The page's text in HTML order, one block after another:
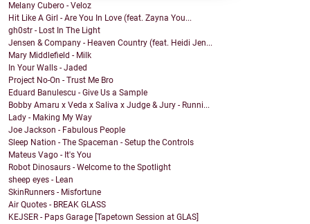
Melany Cubero - Veloz
Hit Like A Girl - Are You In Love (feat. Zayna You...
gh0str - Lost In The Light
Jensen & Company - Heaven Country (feat. Heidi Jen...
Mary Middlefield - Milk
In Your Walls - Jaded
Project No-On - Trust Me Bro
Eduard Banulescu - Give Us a Sample
Bobby Amaru x Veda x Saliva x Judge & Jury - Runni...
Lady - Making My Way
Joe Jackson - Fabulous People
Sleep Nation - The Spaceman - Setup the Controls
Mateus Vago - It's You
Robot Dinosaurs - Welcome to the Spotlight
sheep eyes - Lean
SkinRunners - Misfortune
Air Quotes - BREAK GLASS
KEJSER - Paps Garage [Tapetown Session at GLAS]